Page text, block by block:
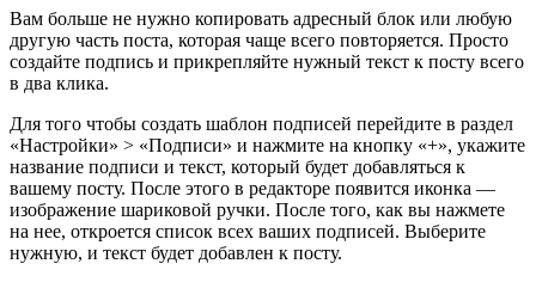
Вам больше не нужно копировать адресный блок или любую
другую часть поста, которая чаще всего повторяется. Просто
создайте подпись и прикрепляйте нужный текст к посту всего
в два клика.
Для того чтобы создать шаблон подписей перейдите в раздел
«Настройки» > «Подписи» и нажмите на кнопку «+», укажите
название подписи и текст, который будет добавляться к
вашему посту. После этого в редакторе появится иконка —
изображение шариковой ручки. После того, как вы нажмете
на нее, откроется список всех ваших подписей. Выберите
нужную, и текст будет добавлен к посту.